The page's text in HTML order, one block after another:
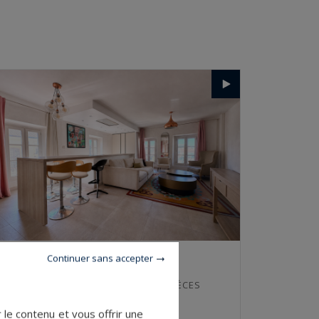
Avignon
PIÈCES
contenu et vous offrir une
Continuer sans accepter